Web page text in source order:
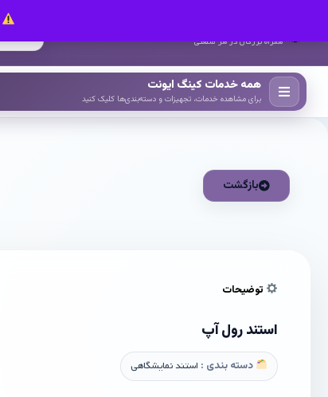
همراه بزرگان در هر صنعتی
همه خدمات کینگ ایونت
برای مشاهده خدمات، تجهیزات و دسته‌بندی‌ها کلیک کنید
بازگشت
توضیحات
استند رول آپ
دسته بندی : استند نمایشگاهی